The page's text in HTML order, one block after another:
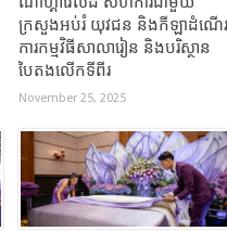
ក្រសួងអប់រំ យុវជន និងកីឡាដំណើរ
ការកម្មវិធីសាលារៀន និងបរិស្ថាន
បៃតងលើកទីពីរ
November 25, 2025